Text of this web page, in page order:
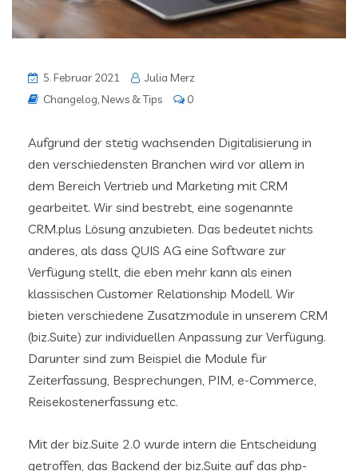
5. Februar 2021
Julia Merz
Changelog, News & Tips 0
Aufgrund der stetig wachsenden Digitalisierung in
den verschiedensten Branchen wird vor allem in
dem Bereich Vertrieb und Marketing mit CRM
gearbeitet. Wir sind bestrebt, eine sogenannte
CRM.plus Lösung anzubieten. Das bedeutet nichts
anderes, als dass QUIS AG eine Software zur
Verfügung stellt, die eben mehr kann als einen
klassischen Customer Relationship Modell. Wir
bieten verschiedene Zusatzmodule in unserem CRM
(biz.Suite) zur individuellen Anpassung zur Verfügung.
Darunter sind zum Beispiel die Module für
Zeiterfassung, Besprechungen, PIM, e-Commerce,
Reisekostenerfassung etc.
Mit der biz.Suite 2.0 wurde intern die Entscheidung
getroffen, das Backend der biz.Suite auf das php-